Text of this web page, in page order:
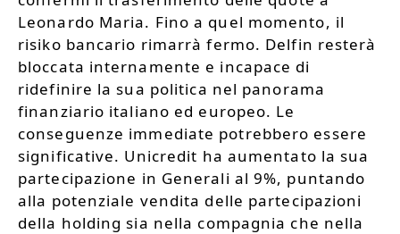
Leonardo Maria. Fino a quel momento, il
risiko bancario rimarrà fermo. Delfin resterà
bloccata internamente e incapace di
ridefinire la sua politica nel panorama
finanziario italiano ed europeo. Le
conseguenze immediate potrebbero essere
significative. Unicredit ha aumentato la sua
partecipazione in Generali al 9%, puntando
alla potenziale vendita delle partecipazioni
della holding sia nella compagnia che nella